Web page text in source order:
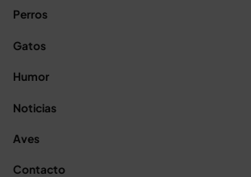
Perros
Gatos
Humor
Noticias
Aves
Contacto